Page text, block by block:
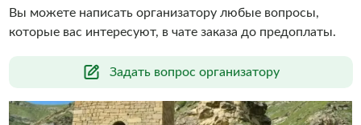
Задать вопрос организатору
Вы можете написать организатору любые вопросы,
которые вас интересуют, в чате заказа до предоплаты.